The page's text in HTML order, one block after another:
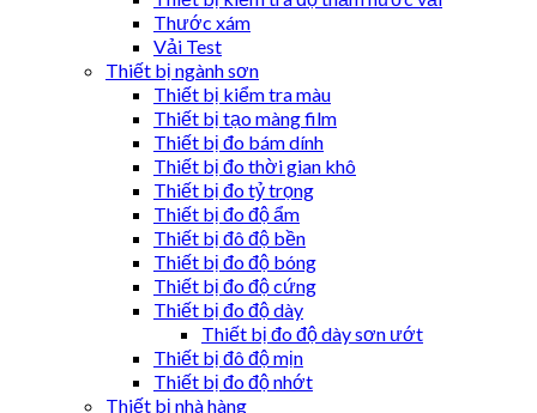
Thước xám
Vải Test
Thiết bị ngành sơn
Thiết bị kiểm tra màu
Thiết bị tạo màng film
Thiết bị đo bám dính
Thiết bị đo thời gian khô
Thiết bị đo tỷ trọng
Thiết bị đo độ ẩm
Thiết bị đô độ bền
Thiết bị đo độ bóng
Thiết bị đo độ cứng
Thiết bị đo độ dày
Thiết bị đo độ dày sơn ướt
Thiết bị đô độ mịn
Thiết bị đo độ nhớt
Thiết bị nhà hàng